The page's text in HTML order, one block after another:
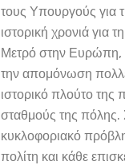
τους Υπουργούς για
ιστορική χρονιά για
Μετρό στην Ευρώπη,
την απομόνωση
ιστορικό πλούτο της
σταθμούς της πόλης.
κυκλοφοριακό
πολίτη και κάθε